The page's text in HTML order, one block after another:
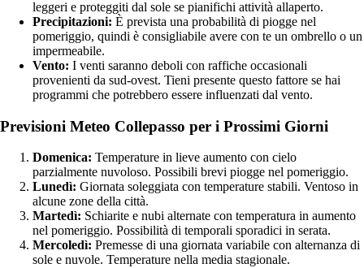
leggeri e proteggiti dal sole se pianifichi attività allaperto.
Precipitazioni: È prevista una probabilità di piogge nel
pomeriggio, quindi è consigliabile avere con te un ombrello o un
impermeabile.
Vento: I venti saranno deboli con raffiche occasionali
provenienti da sud-ovest. Tieni presente questo fattore se hai
programmi che potrebbero essere influenzati dal vento.
Previsioni Meteo Collepasso per i Prossimi Giorni
Domenica: Temperature in lieve aumento con cielo
parzialmente nuvoloso. Possibili brevi piogge nel pomeriggio.
Lunedì: Giornata soleggiata con temperature stabili. Ventoso in
alcune zone della città.
Martedì: Schiarite e nubi alternate con temperatura in aumento
nel pomeriggio. Possibilità di temporali sporadici in serata.
Mercoledì: Premesse di una giornata variabile con alternanza di
sole e nuvole. Temperature nella media stagionale.